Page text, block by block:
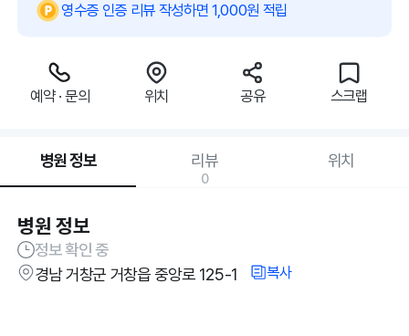
영수증 인증 리뷰 작성하면 1,000원 적립
예약 · 문의 위치 공유 스크랩
병원 정보 리뷰
0
위치
병원 정보
정보 확인 중
경남 거창군 거창읍 중앙로 125-1
복사